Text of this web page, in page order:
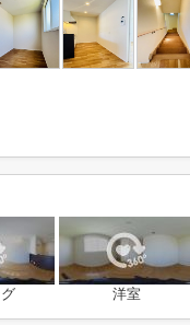
洋室